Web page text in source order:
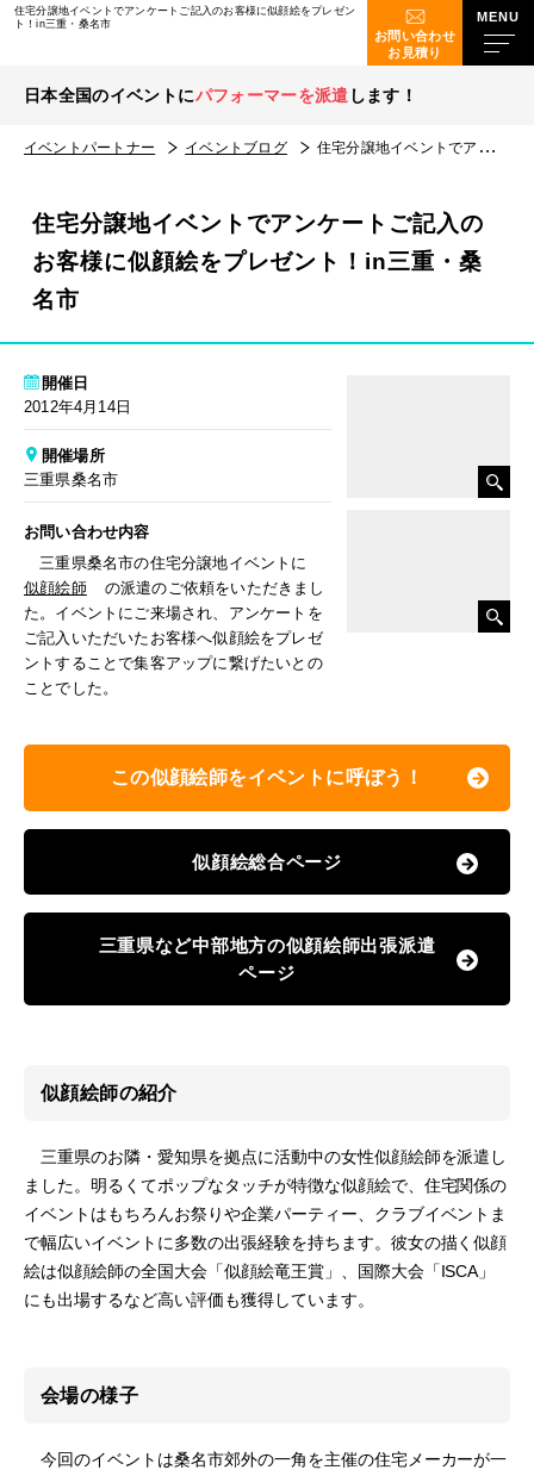
住宅分譲地イベントでアンケートご記入のお客様に似顔絵をプレゼン
ト！in三重・桑名市
お問い合わせ
お見積り
日本全国のイベントにパフォーマーを派遣 します！
イベントパートナー イベントブログ 住宅分譲地イベントでアンケートご記入のお客様に似顔絵をプレゼント！in三重・桑名市
住宅分譲地イベントでアンケートご記入の
お客様に似顔絵をプレゼント！in三重・桑
名市
開催日
2012年4月14日
開催場所
三重県桑名市
お問い合わせ内容
三重県桑名市の住宅分譲地イベントに
似顔絵師
の派遣のご依頼をいただきまし
た。イベントにご来場され、アンケートを
ご記入いただいたお客様へ似顔絵をプレゼ
ントすることで集客アップに繋げたいとの
ことでした。
この似顔絵師をイベントに呼ぼう！
似顔絵総合ページ
三重県など中部地方の似顔絵師出張派遣
ページ
似顔絵師の紹介
三重県のお隣・愛知県を拠点に活動中の女性似顔絵師を派遣し
ました。明るくてポップなタッチが特徴な似顔絵で、住宅関係の
イベントはもちろんお祭りや企業パーティー、クラブイベントま
で幅広いイベントに多数の出張経験を持ちます。彼女の描く似顔
絵は似顔絵師の全国大会「似顔絵竜王賞」、国際大会「ISCA」
にも出場するなど高い評価も獲得しています。
会場の様子
今回のイベントは桑名市郊外の一角を主催の住宅メーカーが一